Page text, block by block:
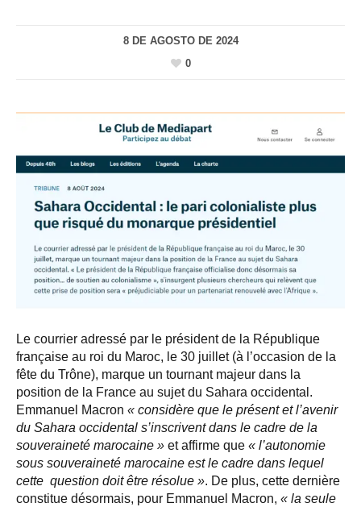
8 DE AGOSTO DE 2024
0
Le courrier adressé par le président de la République
française au roi du Maroc, le 30 juillet (à l’occasion de la
fête du Trône), marque un tournant majeur dans la
position de la France au sujet du Sahara occidental.
Emmanuel Macron « considère que le présent et l’avenir
du Sahara occidental s’inscrivent dans le cadre de la
souveraineté marocaine » et affirme que « l’autonomie
sous souveraineté marocaine est le cadre dans lequel
cette question doit être résolue ». De plus, cette dernière
constitue désormais, pour Emmanuel Macron, « la seule